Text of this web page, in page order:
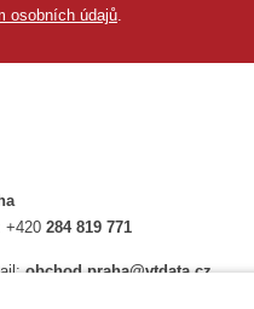
osobních údajů
+420284 819 771
obchod.praha@vtdata.cz